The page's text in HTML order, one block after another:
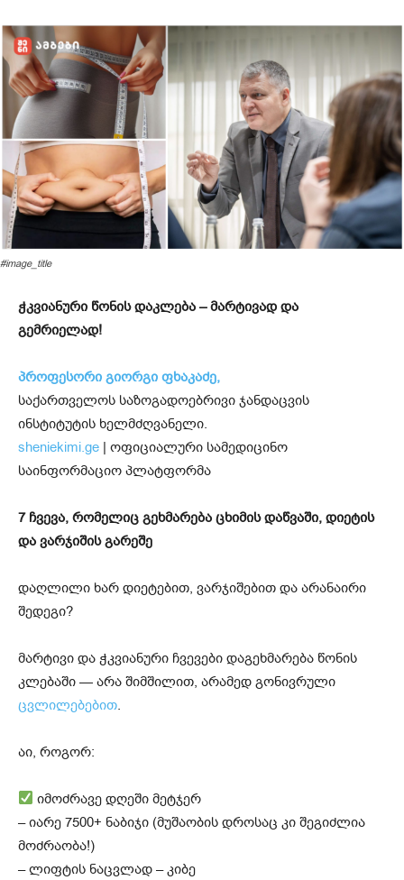
#image_title
ჭკვიანური წონის დაკლება – მარტივად და
გემრიელად!
პროფესორი გიორგი ფხაკაძე,
საქართველოს საზოგადოებრივი ჯანდაცვის
ინსტიტუტის ხელმძღვანელი.
sheniekimi.ge | ოფიციალური სამედიცინო
საინფორმაციო პლატფორმა
7 ჩვევა, რომელიც გეხმარება ცხიმის დაწვაში, დიეტის
და ვარჯიშის გარეშე
დაღლილი ხარ დიეტებით, ვარჯიშებით და არანაირი
შედეგი?
მარტივი და ჭკვიანური ჩვევები დაგეხმარება წონის
კლებაში — არა შიმშილით, არამედ გონივრული
ცვლილებებით.
აი, როგორ:
იმოძრავე დღეში მეტჯერ
– იარე 7500+ ნაბიჯი (მუშაობის დროსაც კი შეგიძლია
მოძრაობა!)
– ლიფტის ნაცვლად – კიბე